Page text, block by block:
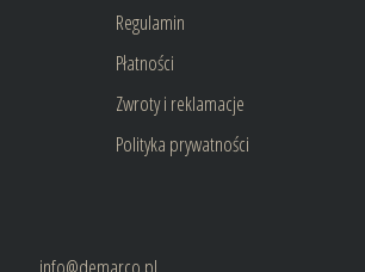
Regulamin
Płatności
Zwroty i reklamacje
Polityka prywatności
info@demarco.pl